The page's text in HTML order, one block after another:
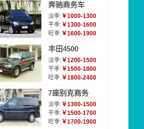
奔驰商务车
淡季:￥1000-1300
平季:￥1300-1600
旺季:￥1600-1900
丰田4500
淡季:￥1200-1500
平季:￥1500-1800
旺季:￥1800-2400
7座别克商务
淡季:￥1300-1500
平季:￥1500-1700
旺季:￥1700-1900